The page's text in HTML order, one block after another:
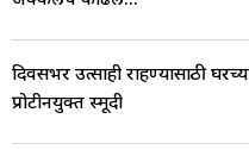
दिवसभर उत्साही राहण्यासाठी
प्रोटीनयुक्त स्मूदी